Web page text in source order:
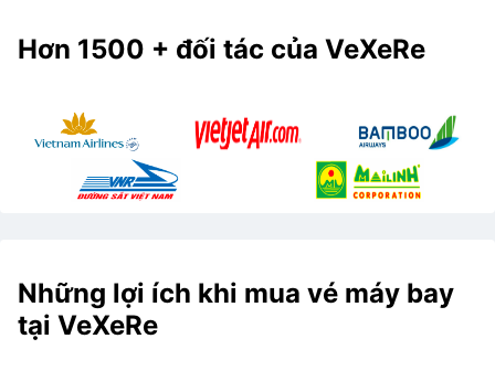
Hơn 1500 + đối tác của VeXeRe
Những lợi ích khi mua vé máy bay
tại VeXeRe